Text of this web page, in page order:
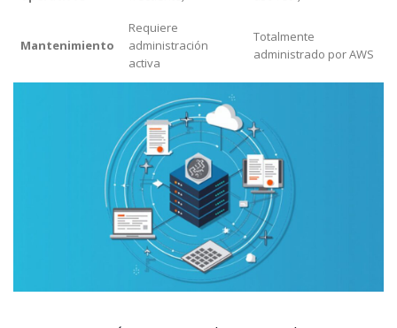
Mantenimiento
Requiere
administración
activa
Totalmente
administrado por AWS